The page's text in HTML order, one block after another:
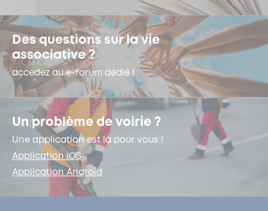
Des questions sur la vie
associative ?
accédez au e-forum dédié !
Un problème de voirie ?
Une application est là pour vous !
Application iOS
Application Android